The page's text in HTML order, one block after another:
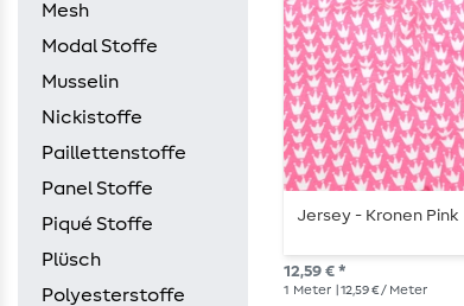
Mesh
Modal Stoffe
Musselin
Nickistoffe
Paillettenstoffe
Panel Stoffe
Piqué Stoffe
Plüsch
Polyesterstoffe
Jersey - Kronen Pink
12,59 € *
1 Meter | 12,59 € / Meter